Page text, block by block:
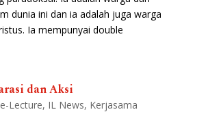
dunia ini dan ia adalah juga warga
Ia mempunyai double
dan Aksi
e-Lecture, IL News, Kerjasama